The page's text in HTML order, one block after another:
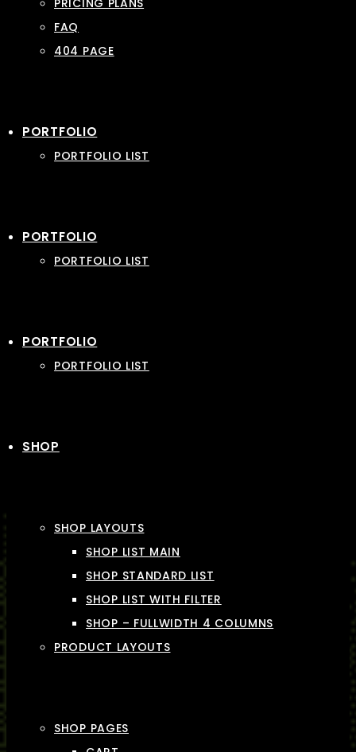
PRICING PLANS
FAQ
404 PAGE
PORTFOLIO
PORTFOLIO LIST
PORTFOLIO
PORTFOLIO LIST
PORTFOLIO
PORTFOLIO LIST
SHOP
SHOP LAYOUTS
SHOP LIST MAIN
SHOP STANDARD LIST
SHOP LIST WITH FILTER
SHOP – FULLWIDTH 4 COLUMNS
PRODUCT LAYOUTS
SHOP PAGES